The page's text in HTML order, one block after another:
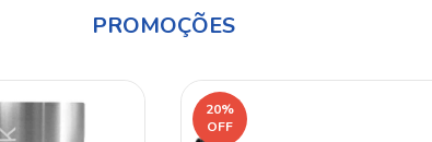
PROMOÇÕES
20%
OFF